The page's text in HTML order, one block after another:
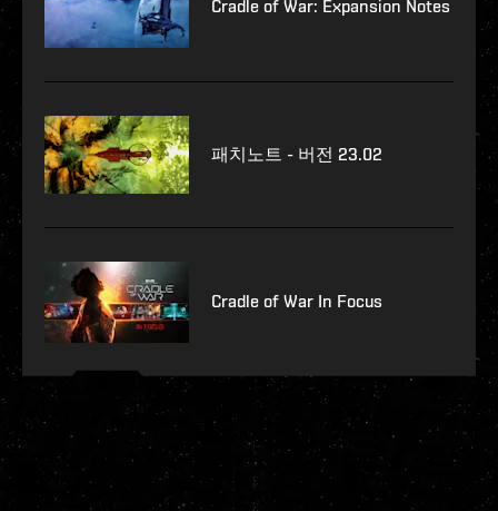
Cradle of War: Expansion Notes
패치노트 - 버전 23.02
Cradle of War In Focus